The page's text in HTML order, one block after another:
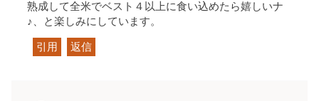
熟成して全米でベスト４以上に食い込めたら嬉しいナ
♪、と楽しみにしています。
引用 返信